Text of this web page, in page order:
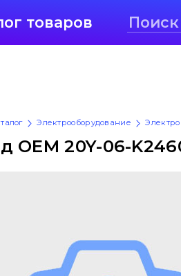
товаров
Электрооборудование
OEM 20Y-06-